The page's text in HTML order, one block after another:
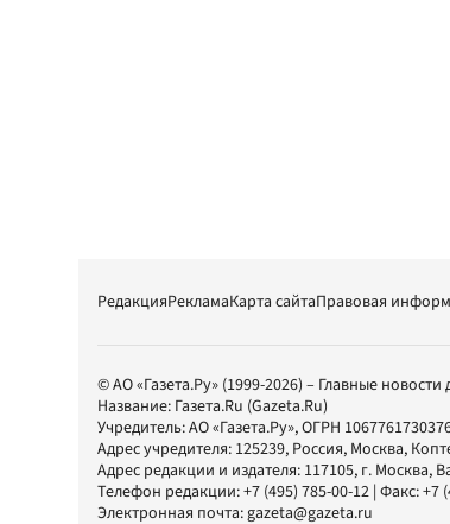
РедакцияРекламаКарта сайтаПравовая
© АО «Газета.Ру» (1999-2026) – Главные новости
Название: Газета.Ru (Gazeta.Ru)
Учредитель:АО «Газета.Ру», ОГРН
Адрес учредителя: 125239, Россия, Москва,
Адрес редакции и издателя: 117105, г. Москва,
Телефон редакции:+7 (495) 785-00-12 | Факс:+7
Электронная почта:gazeta@gazeta.ru